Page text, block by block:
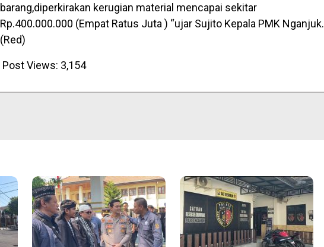
barang,diperkirakan kerugian material mencapai sekitar
Rp.400.000.000 (Empat Ratus Juta ) “ujar Sujito Kepala PMK Nganjuk.
(Red)
Post Views: 3,154